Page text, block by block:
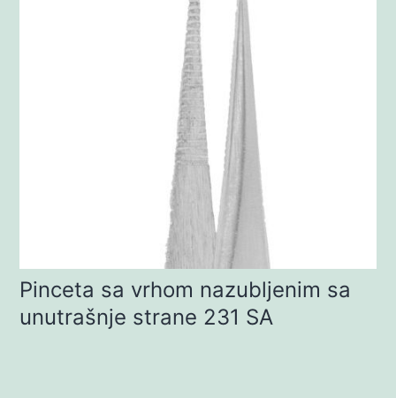
Pinceta sa vrhom nazubljenim sa
unutrašnje strane 231 SA